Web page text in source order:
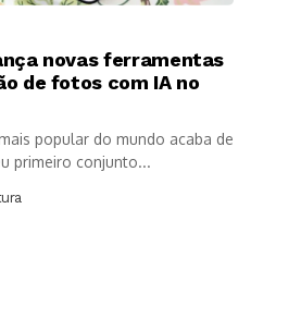
novas ferramentas
de fotos com IA no
popular do mundo acaba de
primeiro conjunto...